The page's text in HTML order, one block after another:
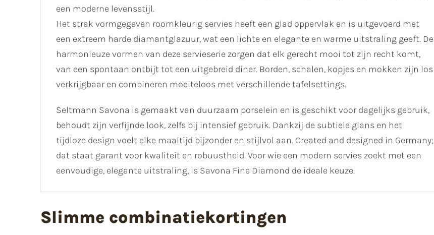
een moderne levensstijl.
Het strak vormgegeven roomkleurig servies heeft een glad oppervlak en is uitgevoerd met
een extreem harde diamantglazuur, wat een lichte en elegante en warme uitstraling geeft. De
harmonieuze vormen van deze servieserie zorgen dat elk gerecht mooi tot zijn recht komt,
van een spontaan ontbijt tot een uitgebreid diner. Borden, schalen, kopjes en mokken zijn los
verkrijgbaar en combineren moeiteloos met verschillende tafelsettings.
Seltmann Savona is gemaakt van duurzaam porselein en is geschikt voor dagelijks gebruik,
behoudt zijn verfijnde look, zelfs bij intensief gebruik. Dankzij de subtiele glans en het
tijdloze design voelt elke maaltijd bijzonder en stijlvol aan. Created and designed in Germany;
dat staat garant voor kwaliteit en robuustheid. Voor wie een modern servies zoekt met een
eenvoudige, elegante uitstraling, is Savona Fine Diamond de ideale keuze.
Slimme combinatiekortingen